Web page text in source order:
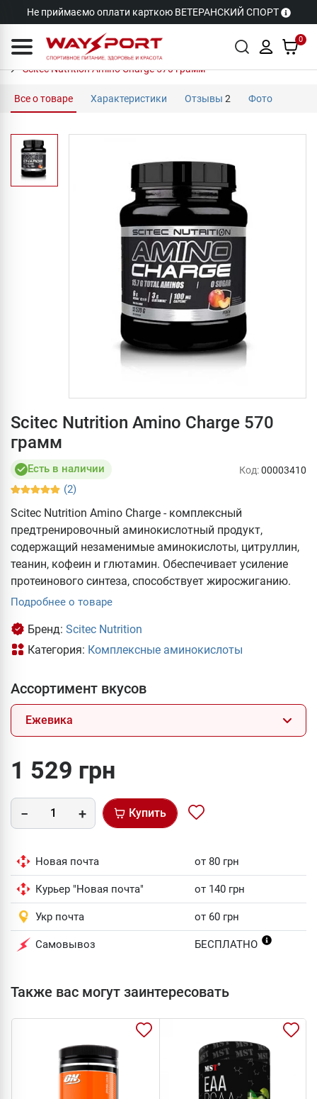
Не приймаємо оплати карткою ВЕТЕРАНСКИЙ СПОРТ
0
Scitec Nutrition Amino Charge 570 грамм
Все о товаре Характеристики Отзывы 2 Фото
Scitec Nutrition Amino Charge 570
грамм
Есть в наличии
(2)
Код:00003410
Scitec Nutrition Amino Charge - комплексный
предтренировочный аминокислотный продукт,
содержащий незаменимые аминокислоты, цитруллин,
теанин, кофеин и глютамин. Обеспечивает усиление
протеинового синтеза, способствует жиросжиганию.
Подробнее о товаре
Бренд: Scitec Nutrition
Категория: Комплексные аминокислоты
Ассортимент вкусов
Ежевика
1 529 грн
Купить
Новая почта от 80 грн
Курьер "Новая почта" от 140 грн
Укр почта от 60 грн
Самовывоз БЕСПЛАТНО
Также вас могут заинтересовать